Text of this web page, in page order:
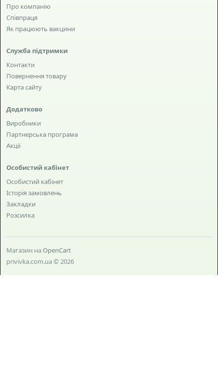
Про компанію
Співпраця
Як працюють вакцини
Служба підтримки
Контакти
Повернення товару
Карта сайту
Додатково
Виробники
Партнерська програма
Акції
Особистий кабінет
Особистий кабінет
Історія замовлень
Закладки
Розсилка
Магазин на OpenCart
privivka.com.ua © 2026